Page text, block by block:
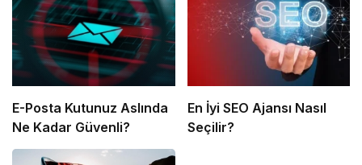
E-Posta Kutunuz Aslında
Ne Kadar Güvenli?
En İyi SEO Ajansı Nasıl
Seçilir?